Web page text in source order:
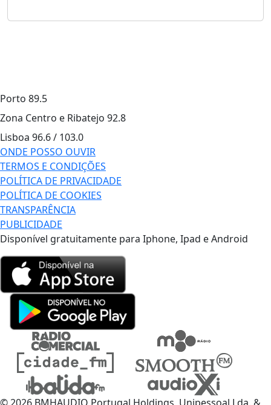
Porto 89.5
Zona Centro e Ribatejo 92.8
Lisboa 96.6 / 103.0
ONDE POSSO OUVIR
TERMOS E CONDIÇÕES
POLÍTICA DE PRIVACIDADE
POLÍTICA DE COOKIES
TRANSPARÊNCIA
PUBLICIDADE
Disponível gratuitamente para Iphone, Ipad e Android